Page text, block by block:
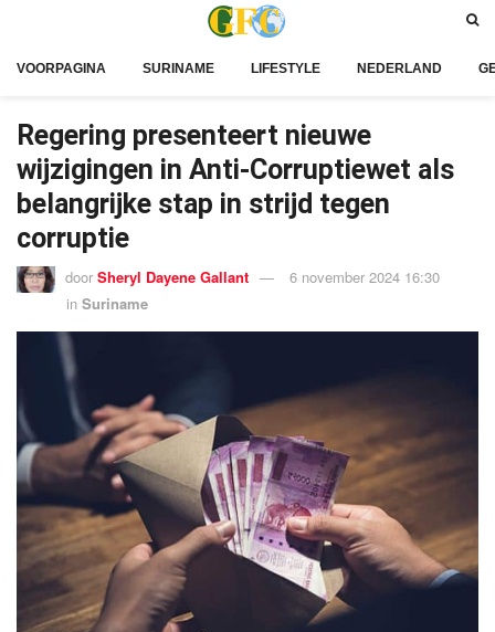
VOORPAGINA SURINAME LIFESTYLE NEDERLAND
Regering presenteert nieuwe
wijzigingen in Anti-Corruptiewet als
belangrijke stap in strijd tegen
corruptie
door Sheryl Dayene Gallant
6 november 2024 16:30
in Suriname